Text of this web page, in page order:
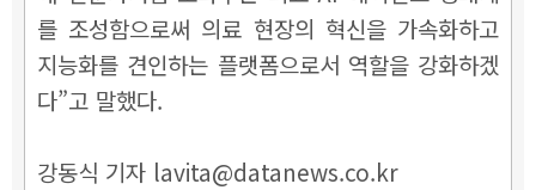
를 조성함으로써 의료 현장의 혁신을 가속화하고
지능화를 견인하는 플랫폼으로서 역할을 강화하겠
다”고 말했다.
강동식 기자 lavita@datanews.co.kr